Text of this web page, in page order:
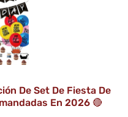
De Set De Fiesta De
En 2026 🔴